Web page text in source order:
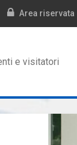
Area riservata
e visitatori